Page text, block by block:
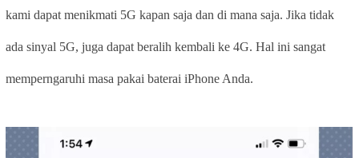
kami dapat menikmati 5G kapan saja dan di mana saja. Jika tidak
ada sinyal 5G, juga dapat beralih kembali ke 4G. Hal ini sangat
memperngaruhi masa pakai baterai iPhone Anda.